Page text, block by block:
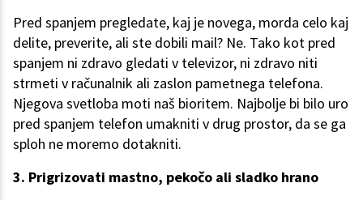
Pred spanjem pregledate, kaj je novega, morda celo kaj
delite, preverite, ali ste dobili mail? Ne. Tako kot pred
spanjem ni zdravo gledati v televizor, ni zdravo niti
strmeti v računalnik ali zaslon pametnega telefona.
Njegova svetloba moti naš bioritem. Najbolje bi bilo uro
pred spanjem telefon umakniti v drug prostor, da se ga
sploh ne moremo dotakniti.
3. Prigrizovati mastno, pekočo ali sladko hrano